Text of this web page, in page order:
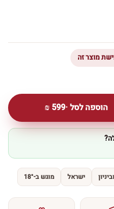
הוספה לסל ·599
₪
ישראל מוגש ב-18°